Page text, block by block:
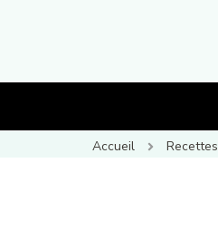
Accueil Recettes